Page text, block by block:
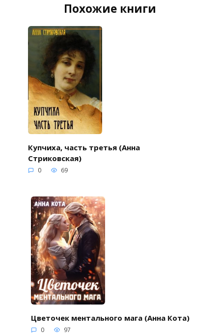
Похожие книги
Купчиха, часть третья (Анна
Стриковская)
0 69
Цветочек ментального мага (Анна Кота)
0 97